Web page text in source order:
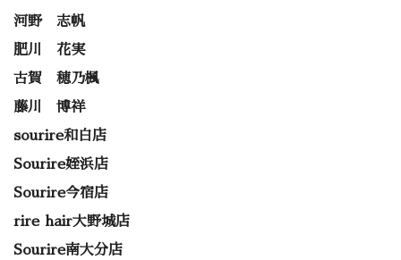
河野 志帆
肥川 花実
古賀 穂乃楓
藤川 博祥
sourire和白店
Sourire姪浜店
Sourire今宿店
rire hair大野城店
Sourire南大分店